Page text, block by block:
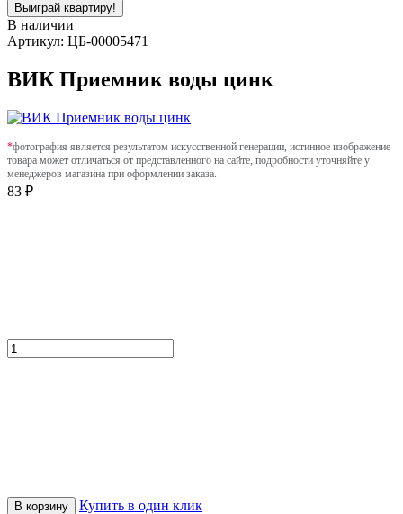
Выиграй квартиру!
В наличии
Артикул: ЦБ-00005471
ВИК Приемник воды цинк
*фотография является результатом искусственной генерации, истинное изображение
товара может отличаться от представленного на сайте, подробности уточняйте у
менеджеров магазина при оформлении заказа.
83 ₽
В корзину
Купить в один клик